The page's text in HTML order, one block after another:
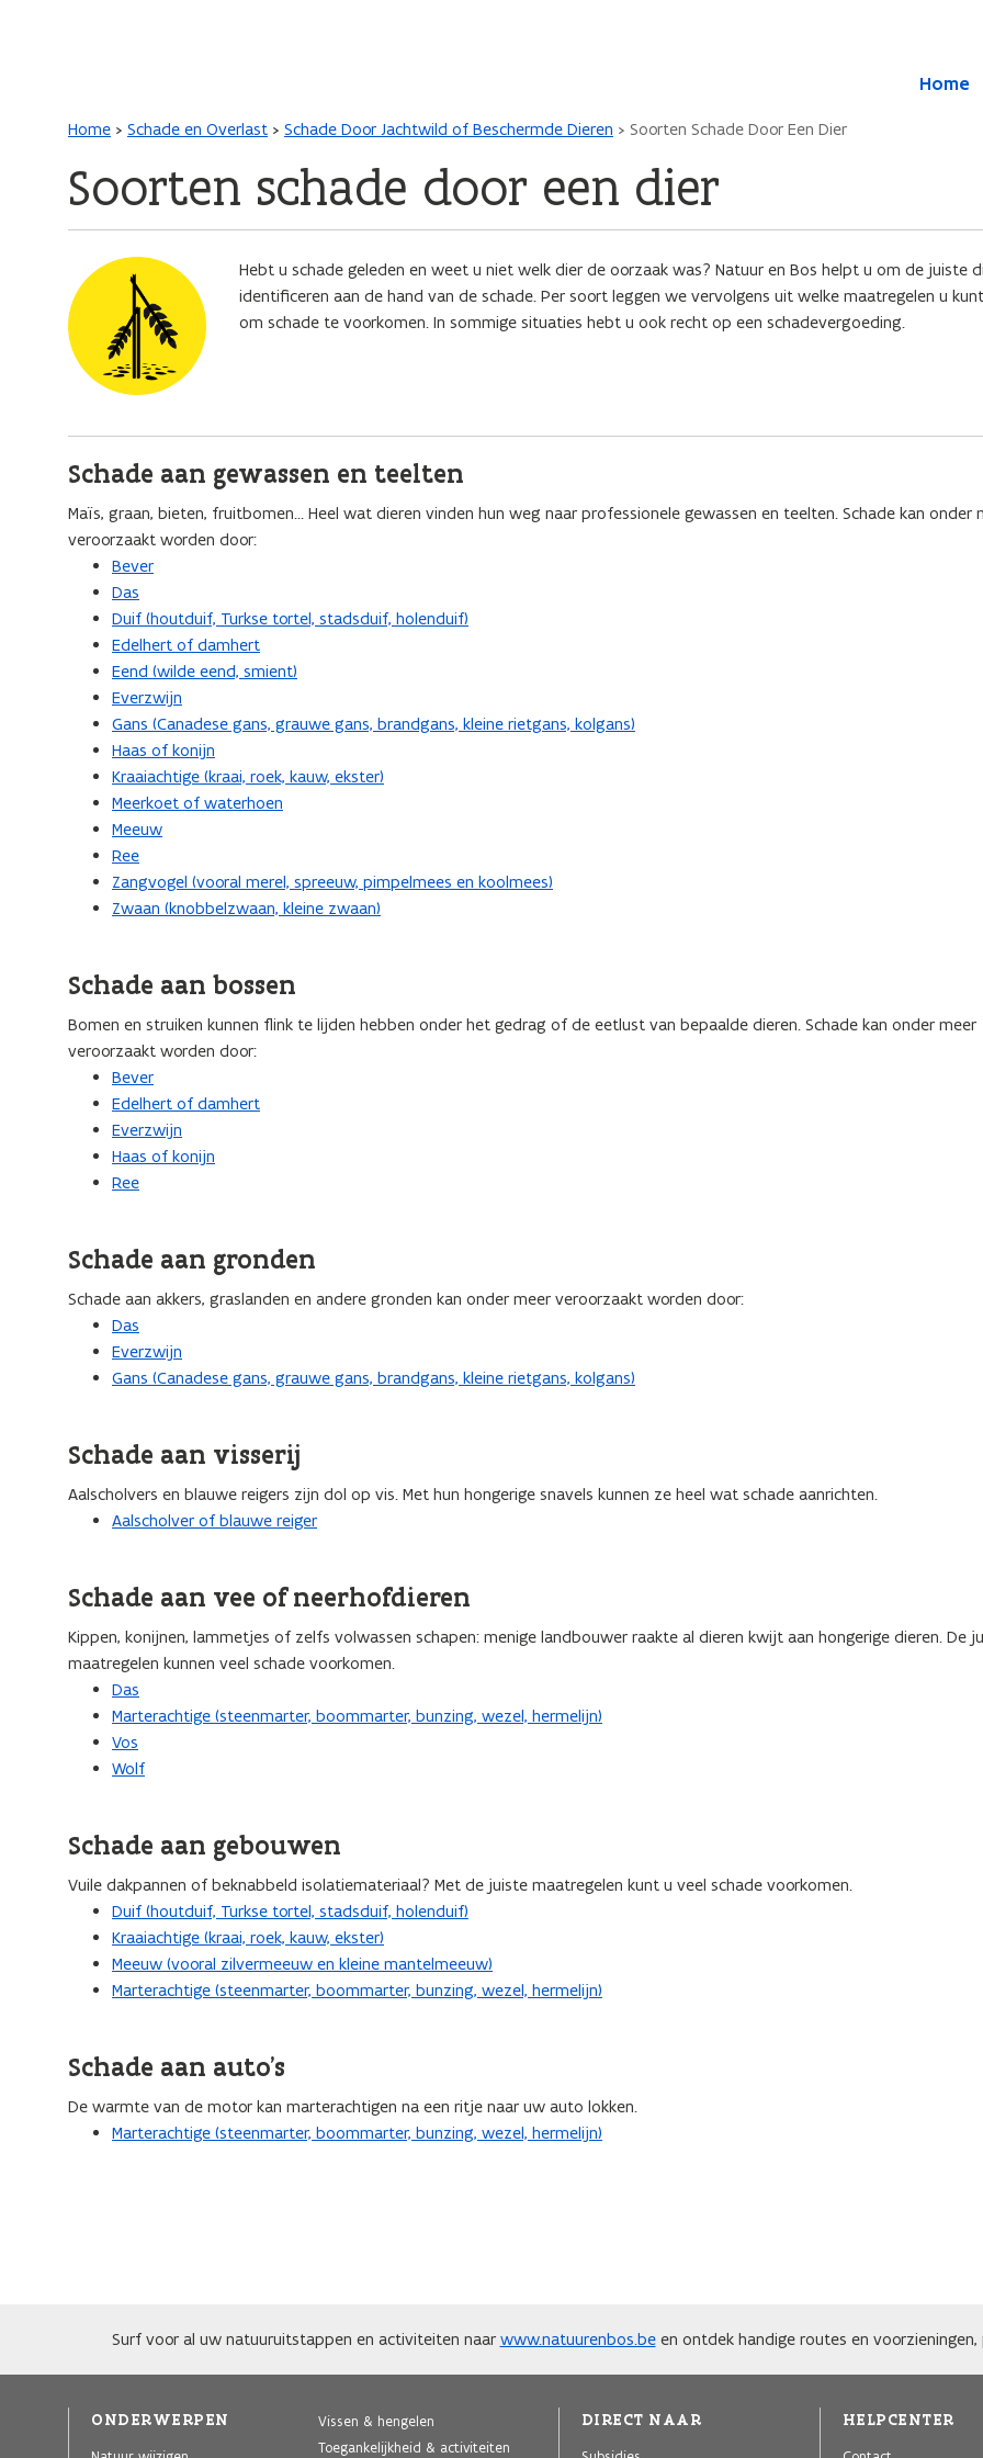
de
Home
Kruimelpad
Home Schade en Overlast Schade Door Jachtwild of Beschermde Dieren Soorten Schade Door Een Dier
Soorten schade door een dier
Afbeelding
Hebt u schade geleden en weet u niet welk dier de oorzaak was? Natuur en Bos helpt u om de juiste
identificeren aan de hand van de schade. Per soort leggen we vervolgens uit welke maatregelen u
om schade te voorkomen. In sommige situaties hebt u ook recht op een schadevergoeding.
Schade aan gewassen en teelten
Maïs, graan, bieten, fruitbomen… Heel wat dieren vinden hun weg naar professionele gewassen en teelten. Schade kan onder
veroorzaakt worden door:
Bever
Das
Duif (houtduif, Turkse tortel, stadsduif, holenduif)
Edelhert of damhert
Eend (wilde eend, smient)
Everzwijn
Gans (Canadese gans, grauwe gans, brandgans, kleine rietgans, kolgans)
Haas of konijn
Kraaiachtige (kraai, roek, kauw, ekster)
Meerkoet of waterhoen
Meeuw
Ree
Zangvogel (vooral merel, spreeuw, pimpelmees en koolmees)
Zwaan (knobbelzwaan, kleine zwaan)
Schade aan bossen
Bomen en struiken kunnen flink te lijden hebben onder het gedrag of de eetlust van bepaalde dieren. Schade kan onder meer
veroorzaakt worden door:
Bever
Edelhert of damhert
Everzwijn
Haas of konijn
Ree
Schade aan gronden
Schade aan akkers, graslanden en andere gronden kan onder meer veroorzaakt worden door:
Das
Everzwijn
Gans (Canadese gans, grauwe gans, brandgans, kleine rietgans, kolgans)
Schade aan visserij
Aalscholvers en blauwe reigers zijn dol op vis. Met hun hongerige snavels kunnen ze heel wat schade aanrichten.
Aalscholver of blauwe reiger
Schade aan vee of neerhofdieren
Kippen, konijnen, lammetjes of zelfs volwassen schapen: menige landbouwer raakte al dieren kwijt aan hongerige dieren. De
maatregelen kunnen veel schade voorkomen.
Das
Marterachtige (steenmarter, boommarter, bunzing, wezel, hermelijn)
Vos
Wolf
Schade aan gebouwen
Vuile dakpannen of beknabbeld isolatiemateriaal? Met de juiste maatregelen kunt u veel schade voorkomen.
Duif (houtduif, Turkse tortel, stadsduif, holenduif)
Kraaiachtige (kraai, roek, kauw, ekster)
Meeuw (vooral zilvermeeuw en kleine mantelmeeuw)
Marterachtige (steenmarter, boommarter, bunzing, wezel, hermelijn)
Schade aan auto’s
De warmte van de motor kan marterachtigen na een ritje naar uw auto lokken.
Marterachtige (steenmarter, boommarter, bunzing, wezel, hermelijn)
Surf voor al uw natuuruitstappen en activiteiten naar www.natuurenbos.been ontdek handige routes en
ONDERWERPEN
Vissen & hengelen
Toegankelijkheid & activiteiten
DIRECT NAAR HELPCENTER